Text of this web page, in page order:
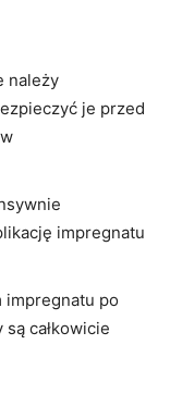
należy
je przed
impregnatu
impregnatu po
całkowicie